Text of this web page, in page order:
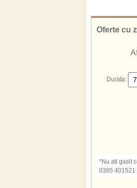
Oferte cu
Durata:
*Nu ati gasit
0365 401521